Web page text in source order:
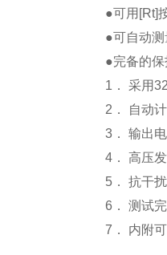
●可用[Rt]
●可自动
●完备的
1． 采用
2． 自动
3． 输出
4． 高压
5． 抗干
6． 测试
7． 内附